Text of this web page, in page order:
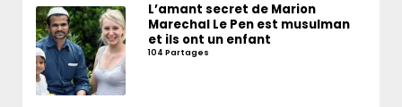
L’amant secret de Marion
Marechal Le Pen est musulman
et ils ont un enfant
104 Partages